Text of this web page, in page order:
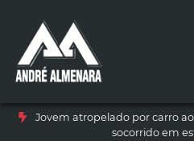
Jovem atropelado por carro
socorrido em